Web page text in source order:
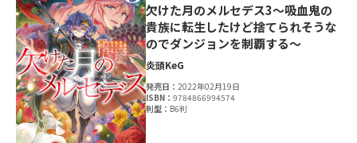
欠けた月のメルセデス3～吸血鬼の
貴族に転生したけど捨てられそうな
のでダンジョンを制覇する～
炎頭KeG
発売日：2022年02月19日
ISBN：9784866994574
判型： B6判